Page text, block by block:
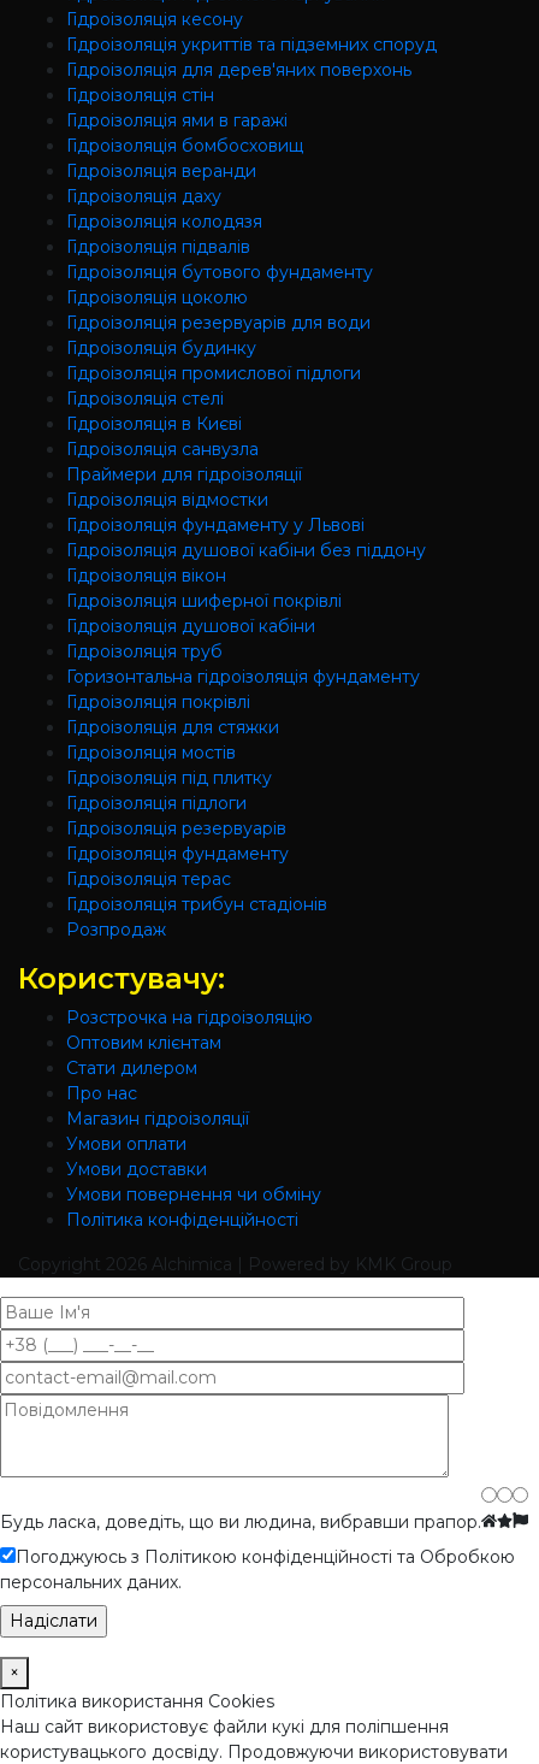
Гідроізоляція кесону
Гідроізоляція укриттів та підземних споруд
Гідроізоляція для дерев'яних поверхонь
Гідроізоляція стін
Гідроізоляція ями в гаражі
Гідроізоляція бомбосховищ
Гідроізоляція веранди
Гідроізоляція даху
Гідроізоляція колодязя
Гідроізоляція підвалів
Гідроізоляція бутового фундаменту
Гідроізоляція цоколю
Гідроізоляція резервуарів для води
Гідроізоляція будинку
Гідроізоляція промислової підлоги
Гідроізоляція cтелі
Гідроізоляція в Києві
Гідроізоляція санвузла
Праймери для гідроізоляції
Гідроізоляція відмостки
Гідроізоляція фундаменту у Львові
Гідроізоляція душової кабіни без піддону
Гідроізоляція вікон
Гідроізоляція шиферної покрівлі
Гідроізоляція душової кабіни
Гідроізоляція труб
Горизонтальна гідроізоляція фундаменту
Гідроізоляція покрівлі
Гідроізоляція для стяжки
Гідроізоляція мостів
Гідроізоляція під плитку
Гідроізоляція підлоги
Гідроізоляція резервуарів
Гідроізоляція фундаменту
Гідроізоляція терас
Гідроізоляція трибун стадіонів
Розпродаж
Користувачу:
Розстрочка на гідроізоляцію
Оптовим клієнтам
Стати дилером
Про нас
Магазин гідроізоляції
Умови оплати
Умови доставки
Умови повернення чи обміну
Політика конфіденційності
Copyright 2026 Alchimica | Powered by KMK Group
Будь ласка, доведіть, що ви людина, вибравши прапор.
Погоджуюсь з Політикою конфіденційності та Обробкою
персональних даних.
×
Політика використання Cookies
Наш сайт використовує файли кукі для поліпшення
користувацького досвіду. Продовжуючи використовувати